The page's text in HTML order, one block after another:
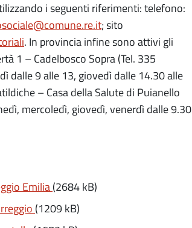
i seguenti riferimenti: telefono:
; sito
. In provincia infine sono attivi gli
1 – Cadelbosco Sopra (Tel. 335
dalle 9 alle 13, giovedì dalle 14.30 alle
– Casa della Salute di Puianello
mercoledì, giovedì, venerdì dalle 9.30
Emilia (2684 kB)
(1209 kB)